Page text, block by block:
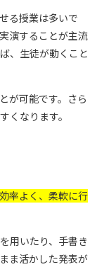
る授業は多いで
演することが主流
、生徒が動くこと
が可能です。 さら
くなります。
率よく、柔軟に行
用いたり、手書き
ま活かした発表が